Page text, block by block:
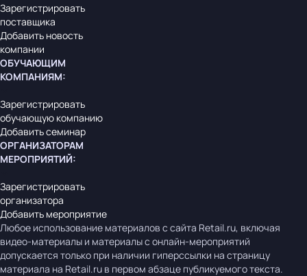
Зарегистрировать
поставщика
Добавить новость
компании
ОБУЧАЮЩИМ
КОМПАНИЯМ:
Зарегистрировать
обучающую компанию
Добавить семинар
ОРГАНИЗАТОРАМ
МЕРОПРИЯТИЙ:
Зарегистрировать
организатора
Добавить мероприятие
Любое использование материалов с сайта Retail.ru, включая
видео-материалы и материалы с онлайн-мероприятий
допускается только при наличии гиперссылки на страницу
материала на Retail.ru в первом абзаце публикуемого текста.